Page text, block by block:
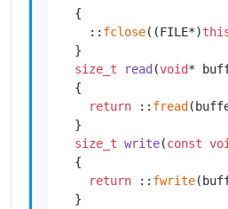
{
    ::
fclose((FILE*)
  }
size_t
read (void*
{
return :: fread
  }
size_t write(const
{
return :: fwrite
  }